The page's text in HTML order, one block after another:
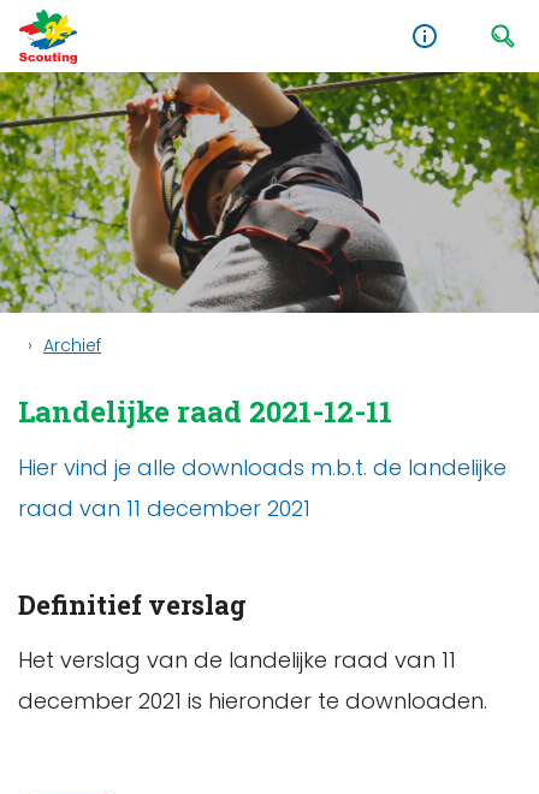
Archief
Landelijke raad 2021-12-11
Hier vind je alle downloads m.b.t. de landelijke
raad van 11 december 2021
Definitief verslag
Het verslag van de landelijke raad van 11
december 2021 is hieronder te downloaden.